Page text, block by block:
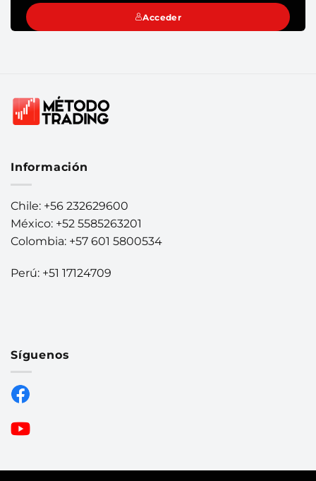
Acceder
Información
Chile: +56 232629600
México: +52 5585263201
Colombia: +57 601 5800534
Perú: +51 17124709
Síguenos